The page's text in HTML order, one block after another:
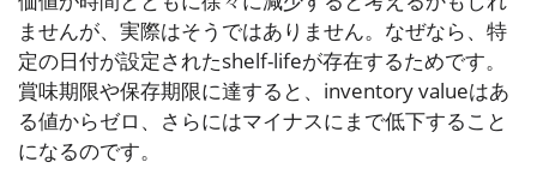
ませんが、実際はそうではありません。なぜなら、特
定の日付が設定されたshelf-lifeが存在するためです。
賞味期限や保存期限に達すると、inventory valueはあ
る値からゼロ、さらにはマイナスにまで低下すること
になるのです。